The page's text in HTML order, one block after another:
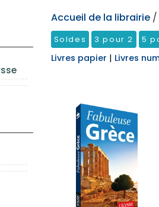
Accueil de la librairie /
Soldes 3 pour 2 5
Livres papier | Livres